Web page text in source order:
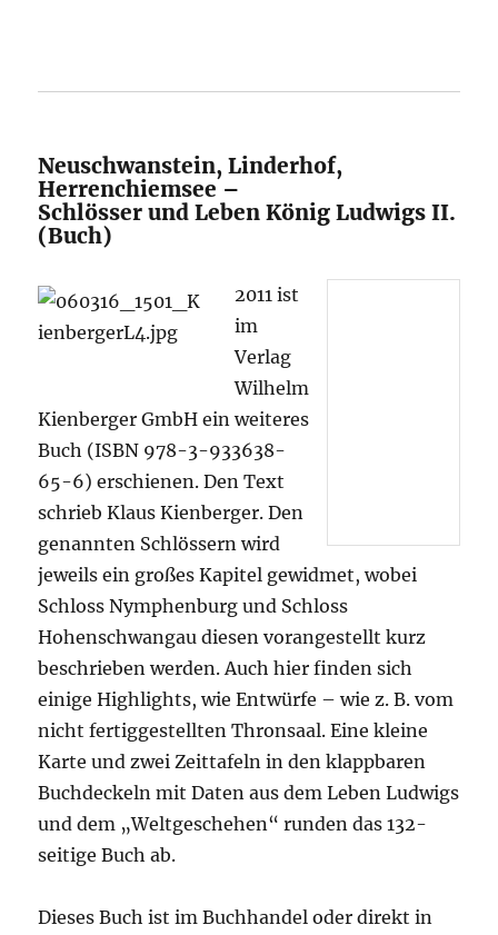
Neuschwanstein, Linderhof,
Herrenchiemsee –
Schlösser und Leben König Ludwigs II.
(Buch)
2011 ist
im
Verlag
Wilhelm
Kienberger GmbH ein weiteres
Buch (ISBN 978-3-933638-
65-6) erschienen. Den Text
schrieb Klaus Kienberger. Den
genannten Schlössern wird
jeweils ein großes Kapitel gewidmet, wobei
Schloss Nymphenburg und Schloss
Hohenschwangau diesen vorangestellt kurz
beschrieben werden. Auch hier finden sich
einige Highlights, wie Entwürfe – wie z. B. vom
nicht fertiggestellten Thronsaal. Eine kleine
Karte und zwei Zeittafeln in den klappbaren
Buchdeckeln mit Daten aus dem Leben Ludwigs
und dem „Weltgeschehen“ runden das 132-
seitige Buch ab.
Dieses Buch ist im Buchhandel oder direkt in